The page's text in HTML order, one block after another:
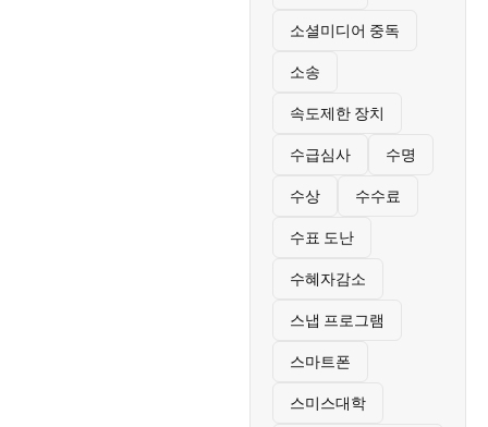
소셜미디어 중독
소송
속도제한 장치
수급심사 수명
수상 수수료
수표 도난
수혜자감소
스냅 프로그램
스마트폰
스미스대학